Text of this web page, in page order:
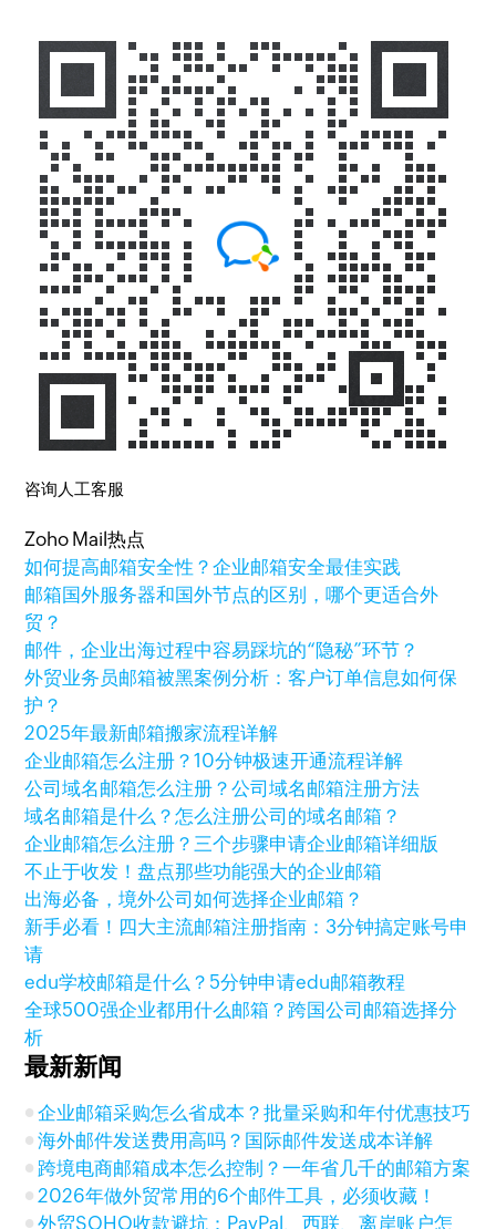
咨询人工客服
Zoho Mail热点
如何提高邮箱安全性？企业邮箱安全最佳实践
邮箱国外服务器和国外节点的区别，哪个更适合外
贸？
邮件，企业出海过程中容易踩坑的“隐秘”环节？
外贸业务员邮箱被黑案例分析：客户订单信息如何保
护？
2025年最新邮箱搬家流程详解
企业邮箱怎么注册？10分钟极速开通流程详解
公司域名邮箱怎么注册？公司域名邮箱注册方法
域名邮箱是什么？怎么注册公司的域名邮箱？
企业邮箱怎么注册？三个步骤申请企业邮箱详细版
不止于收发！盘点那些功能强大的企业邮箱
出海必备，境外公司如何选择企业邮箱？
新手必看！四大主流邮箱注册指南：3分钟搞定账号申
请
edu学校邮箱是什么？5分钟申请edu邮箱教程
全球500强企业都用什么邮箱？跨国公司邮箱选择分
析
最新新闻
企业邮箱采购怎么省成本？批量采购和年付优惠技巧
海外邮件发送费用高吗？国际邮件发送成本详解
跨境电商邮箱成本怎么控制？一年省几千的邮箱方案
2026年做外贸常用的6个邮件工具，必须收藏！
外贸SOHO收款避坑：PayPal、西联、离岸账户怎